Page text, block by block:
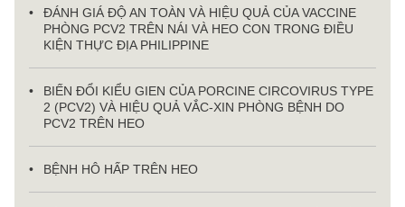
ĐÁNH GIÁ ĐỘ AN TOÀN VÀ HIỆU QUẢ CỦA VACCINE
PHÒNG PCV2 TRÊN NÁI VÀ HEO CON TRONG ĐIỀU
KIỆN THỰC ĐỊA PHILIPPINE
BIẾN ĐỔI KIỂU GIEN CỦA PORCINE CIRCOVIRUS TYPE
2 (PCV2) VÀ HIỆU QUẢ VẮC-XIN PHÒNG BỆNH DO
PCV2 TRÊN HEO
BỆNH HÔ HẤP TRÊN HEO